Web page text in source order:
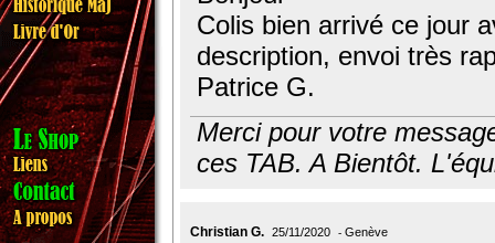
Colis bien arrivé ce jour
description, envoi très
Patrice G.
Merci pour votre
ces TAB. A Bientôt.
Christian G. 25/11/2020 Genève